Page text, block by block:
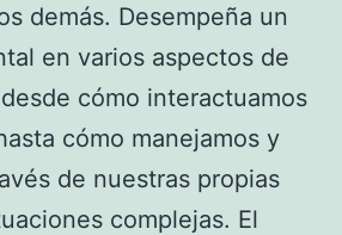
demás. Desempeña un
en varios aspectos de
cómo interactuamos
cómo manejamos y
de nuestras propias
complejas. El